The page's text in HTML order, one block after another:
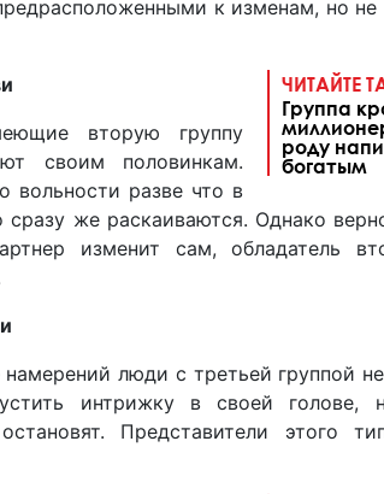
к изменам, но не
ЧИТАЙТЕ
Группа
роду
богатым
вторую группу
своим половинкам.
вольности разве что в
сразу же раскаиваются. Однако
изменит сам, обладатель
люди с третьей группой
интрижку в своей голове,
Представители этого